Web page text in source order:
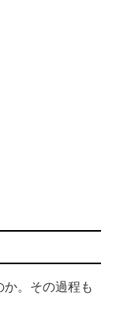
。その過程も